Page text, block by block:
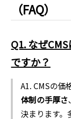
（FAQ）
Q1. なぜ
ですか？
A1. CMSの
体制の手厚さ
決まります。